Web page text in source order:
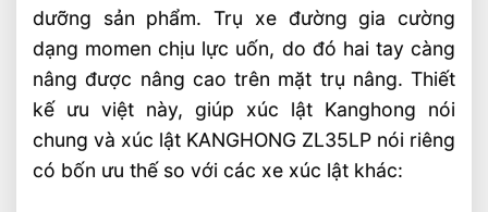
dưỡng sản phẩm. Trụ xe đường gia cường
dạng momen chịu lực uốn, do đó hai tay càng
nâng được nâng cao trên mặt trụ nâng. Thiết
kế ưu việt này, giúp xúc lật Kanghong nói
chung và xúc lật KANGHONG ZL35LP nói riêng
có bốn ưu thế so với các xe xúc lật khác: